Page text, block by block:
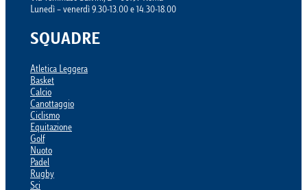
Lunedì – venerdì 9.30-13.00 e 14.30-18.00
SQUADRE
Atletica Leggera
Basket
Calcio
Canottaggio
Ciclismo
Equitazione
Golf
Nuoto
Padel
Rugby
Sci